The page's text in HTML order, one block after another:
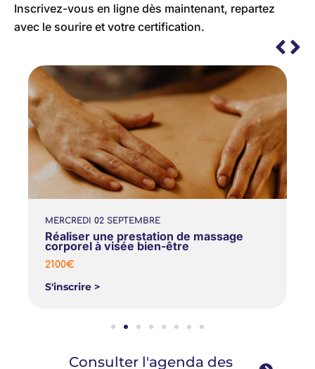
Inscrivez-vous en ligne dès maintenant, repartez
avec le sourire et votre certification.
MERCREDI 02 SEPTEMBRE
Réaliser une prestation de massage
corporel à visée bien-être​
2100€
S'inscrire >
Consulter l'agenda des